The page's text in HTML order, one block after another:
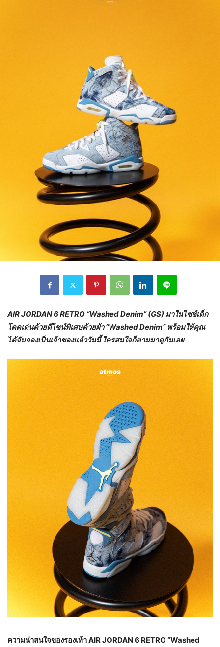
AIR JORDAN 6 RETRO “Washed Denim” (GS) มาในไซซ์เด็ก
โดดเด่นด้วยดีไซน์พิเศษด้วยผ้า “Washed Denim” พร้อมให้คุณ
ได้จับจองเป็นเจ้าของแล้ววันนี้ ใครสนใจก็ตามมาดูกันเลย
ความน่าสนใจของรองเท้าAIR JORDAN 6 RETRO “Washed